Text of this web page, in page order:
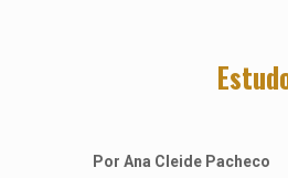
Por Ana Cleide Pacheco